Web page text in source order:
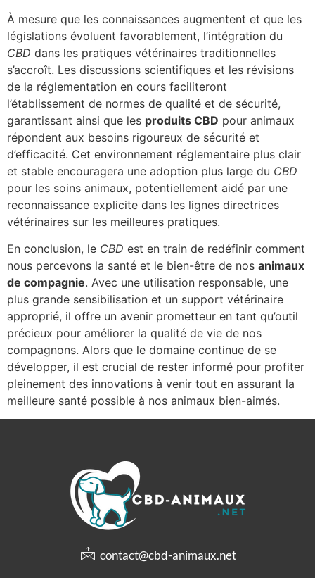
À mesure que les connaissances augmentent et que les
législations évoluent favorablement, l’intégration du
CBD dans les pratiques vétérinaires traditionnelles
s’accroît. Les discussions scientifiques et les révisions
de la réglementation en cours faciliteront
l’établissement de normes de qualité et de sécurité,
garantissant ainsi que les produits CBD pour animaux
répondent aux besoins rigoureux de sécurité et
d’efficacité. Cet environnement réglementaire plus clair
et stable encouragera une adoption plus large du CBD
pour les soins animaux, potentiellement aidé par une
reconnaissance explicite dans les lignes directrices
vétérinaires sur les meilleures pratiques.
En conclusion, le CBD est en train de redéfinir comment
nous percevons la santé et le bien-être de nos animaux
de compagnie. Avec une utilisation responsable, une
plus grande sensibilisation et un support vétérinaire
approprié, il offre un avenir prometteur en tant qu’outil
précieux pour améliorer la qualité de vie de nos
compagnons. Alors que le domaine continue de se
développer, il est crucial de rester informé pour profiter
pleinement des innovations à venir tout en assurant la
meilleure santé possible à nos animaux bien-aimés.
contact@cbd-animaux.net